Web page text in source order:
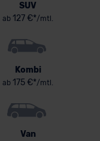
SUV
ab 127 €*/mtl.
Kombi
ab 175 €*/mtl.
Van